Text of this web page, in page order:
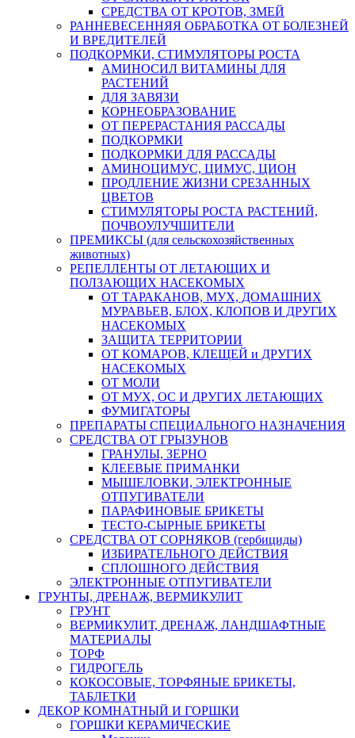
СРЕДСТВА ОТ КРОТОВ, ЗМЕЙ
РАННЕВЕСЕННЯЯ ОБРАБОТКА ОТ БОЛЕЗНЕЙ
И ВРЕДИТЕЛЕЙ
ПОДКОРМКИ, СТИМУЛЯТОРЫ РОСТА
АМИНОСИЛ ВИТАМИНЫ ДЛЯ
РАСТЕНИЙ
ДЛЯ ЗАВЯЗИ
КОРНЕОБРАЗОВАНИЕ
ОТ ПЕРЕРАСТАНИЯ РАССАДЫ
ПОДКОРМКИ
ПОДКОРМКИ ДЛЯ РАССАДЫ
АМИНОЦИМУС, ЦИМУС, ЦИОН
ПРОДЛЕНИЕ ЖИЗНИ СРЕЗАННЫХ
ЦВЕТОВ
СТИМУЛЯТОРЫ РОСТА РАСТЕНИЙ,
ПОЧВОУЛУЧШИТЕЛИ
ПРЕМИКСЫ (для сельскохозяйственных
животных)
РЕПЕЛЛЕНТЫ ОТ ЛЕТАЮЩИХ И
ПОЛЗАЮЩИХ НАСЕКОМЫХ
ОТ ТАРАКАНОВ, МУХ, ДОМАШНИХ
МУРАВЬЕВ, БЛОХ, КЛОПОВ И ДРУГИХ
НАСЕКОМЫХ
ЗАЩИТА ТЕРРИТОРИИ
ОТ КОМАРОВ, КЛЕЩЕЙ и ДРУГИХ
НАСЕКОМЫХ
ОТ МОЛИ
ОТ МУХ, ОС И ДРУГИХ ЛЕТАЮЩИХ
ФУМИГАТОРЫ
ПРЕПАРАТЫ СПЕЦИАЛЬНОГО НАЗНАЧЕНИЯ
СРЕДСТВА ОТ ГРЫЗУНОВ
ГРАНУЛЫ, ЗЕРНО
КЛЕЕВЫЕ ПРИМАНКИ
МЫШЕЛОВКИ, ЭЛЕКТРОННЫЕ
ОТПУГИВАТЕЛИ
ПАРАФИНОВЫЕ БРИКЕТЫ
ТЕСТО-СЫРНЫЕ БРИКЕТЫ
СРЕДСТВА ОТ СОРНЯКОВ (гербициды)
ИЗБИРАТЕЛЬНОГО ДЕЙСТВИЯ
СПЛОШНОГО ДЕЙСТВИЯ
ЭЛЕКТРОННЫЕ ОТПУГИВАТЕЛИ
ГРУНТЫ, ДРЕНАЖ, ВЕРМИКУЛИТ
ГРУНТ
ВЕРМИКУЛИТ, ДРЕНАЖ, ЛАНДШАФТНЫЕ
МАТЕРИАЛЫ
ТОРФ
ГИДРОГЕЛЬ
КОКОСОВЫЕ, ТОРФЯНЫЕ БРИКЕТЫ,
ТАБЛЕТКИ
ДЕКОР КОМНАТНЫЙ И ГОРШКИ
ГОРШКИ КЕРАМИЧЕСКИЕ